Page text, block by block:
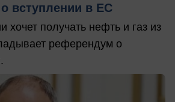
вступлении в ЕС
хочет получать нефть и газ из
референдум о